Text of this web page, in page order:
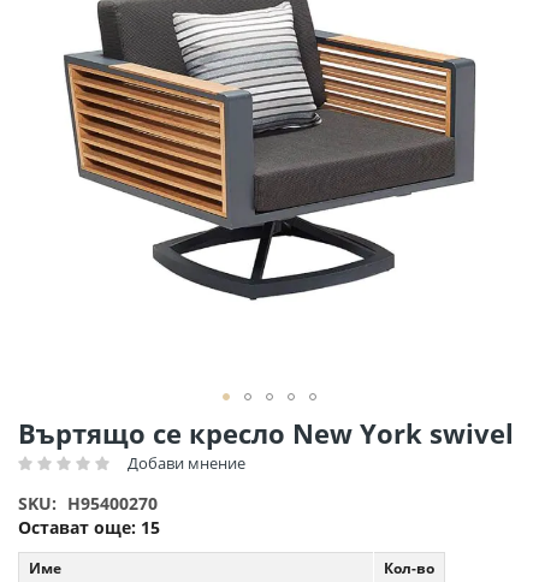
Въртящо се кресло New York swivel
Рейтинг: Добави мнение
SKU
H95400270
Остават още: 15
Име
Кол-во
изображенията
Преминете
към
началото
на
галерия
снимки